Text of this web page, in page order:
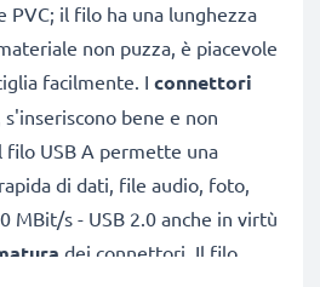
il filo ha una lunghezza
non puzza, è piacevole
facilmente. I connettori
bene e non
USB A permette una
di dati, file audio, foto,
MBit/s - USB 2.0 anche in virtù
dei connettori. Il filo